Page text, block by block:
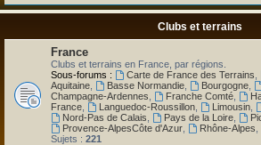
Clubs et terrains
France
Clubs et terrains en France, par régions.
Sous-forums :
Carte de France des Terrains
Aquitaine
Basse Normandie, Bourgogne,
Champagne-Ardennes
Franche Comté,
France
Languedoc-Roussillon, Limousin,
Nord-Pas de Calais
Pays de la Loire,
Provence-AlpesCôte d'Azur, Rhône-Alpes
Sujets : 221